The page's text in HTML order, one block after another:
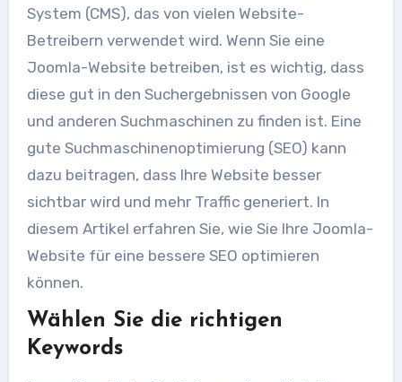
System (CMS), das von vielen Website-
Betreibern verwendet wird. Wenn Sie eine
Joomla-Website betreiben, ist es wichtig, dass
diese gut in den Suchergebnissen von Google
und anderen Suchmaschinen zu finden ist. Eine
gute Suchmaschinenoptimierung (SEO) kann
dazu beitragen, dass Ihre Website besser
sichtbar wird und mehr Traffic generiert. In
diesem Artikel erfahren Sie, wie Sie Ihre Joomla-
Website für eine bessere SEO optimieren
können.
Wählen Sie die richtigen
Keywords